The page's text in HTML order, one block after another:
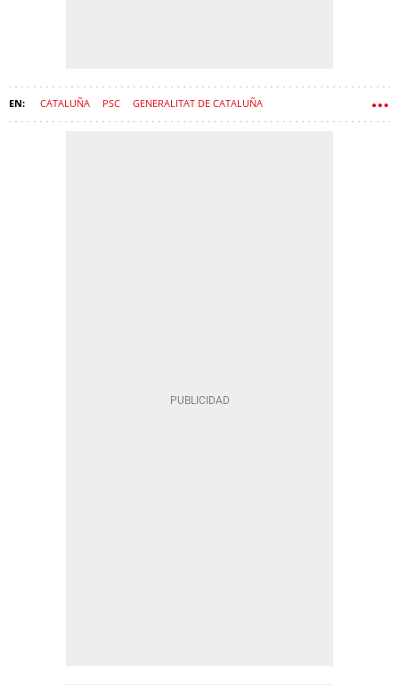
CATALUÑA PSC GENERALITAT DE CATALUÑA